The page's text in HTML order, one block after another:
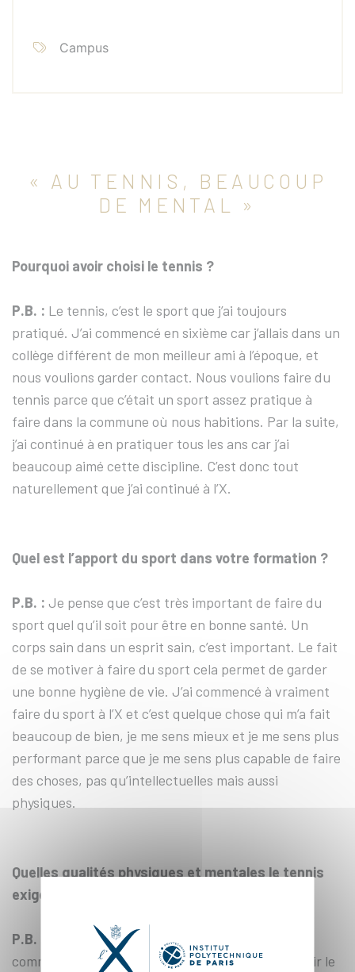
Campus
« AU TENNIS, BEAUCOUP
DE MENTAL »
Pourquoi avoir choisi le tennis ?
P.B. : Le tennis, c’est le sport que j’ai toujours
pratiqué. J’ai commencé en sixième car j’allais dans un
collège différent de mon meilleur ami à l’époque, et
nous voulions garder contact. Nous voulions faire du
tennis parce que c’était un sport assez pratique à
faire dans la commune où nous habitions. Par la suite,
j’ai continué à en pratiquer tous les ans car j’ai
beaucoup aimé cette discipline. C’est donc tout
naturellement que j’ai continué à l’X.
Quel est l’apport du sport dans votre formation ?
P.B. : Je pense que c’est très important de faire du
sport quel qu’il soit pour être en bonne santé. Un
corps sain dans un esprit sain, c’est important. Le fait
de se motiver à faire du sport cela permet de garder
une bonne hygiène de vie. J’ai commencé à vraiment
faire du sport à l’X et c’est quelque chose qui m’a fait
beaucoup de bien, je me sens mieux et je me sens plus
performant parce que je me sens plus capable de faire
des choses, pas qu’intellectuelles mais aussi
physiques.
Quelles qualités physiques et mentales le tennis
exige-t-il ?
P.B. :
Évidemment, il a des qualités techniques,
comme le fait de bien savoir faire les gestes, d’avoir le